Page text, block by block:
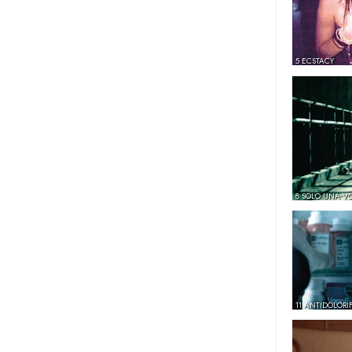
5 ECSTACY
8 SOLO UNA
11